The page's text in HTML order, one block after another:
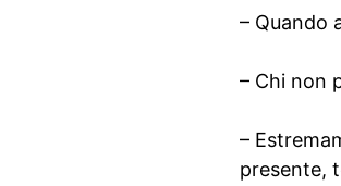
– Quando
– Chi non
–
presente,